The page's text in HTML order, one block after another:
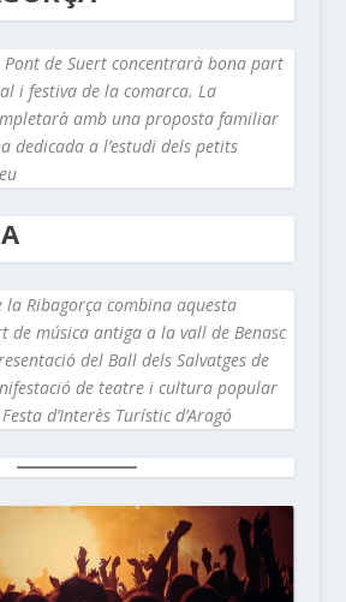
de Suert concentrarà bona part
i festiva de la comarca. La
amb una proposta familiar
dedicada a l’estudi dels petits
Ribagorça combina aquesta
de música antiga a la vall de Benasc
del Ball dels Salvatges de
de teatre i cultura popular
d’Interès Turístic d’Aragó